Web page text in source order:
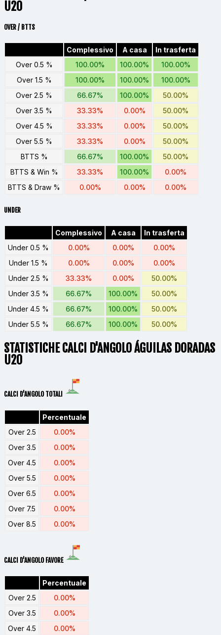
U20
OVER / BTTS
Complessivo A casa
In trasferta
Over 0.5 %
100.00% 100.00%
100.00%
Over 1.5 %
100.00% 100.00%
100.00%
Over 2.5 %
66.67% 100.00%
50.00%
Over 3.5 %
33.33% 0.00%
50.00%
Over 4.5 %
33.33% 0.00%
50.00%
Over 5.5 %
33.33% 0.00%
50.00%
BTTS %
66.67% 100.00%
50.00%
BTTS & Win %
33.33% 100.00%
0.00%
BTTS & Draw %
0.00% 0.00% 0.00%
UNDER
Complessivo A casa
In trasferta
Under 0.5 %
0.00% 0.00%
0.00%
Under 1.5 %
0.00% 0.00%
0.00%
Under 2.5 %
33.33% 0.00%
50.00%
Under 3.5 %
66.67% 100.00%
50.00%
Under 4.5 %
66.67% 100.00%
50.00%
Under 5.5 %
66.67% 100.00% 50.00%
STATISTICHE CALCI D'ANGOLO ÁGUILAS DORADAS
U20
CALCI D'ANGOLO TOTALI
Percentuale
Over 2.5
0.00%
Over 3.5
0.00%
Over 4.5
0.00%
Over 5.5
0.00%
Over 6.5
0.00%
Over 7.5
0.00%
Over 8.5
0.00%
CALCI D'ANGOLO FAVORE
Percentuale
Over 2.5
0.00%
Over 3.5
0.00%
Over 4.5
0.00%